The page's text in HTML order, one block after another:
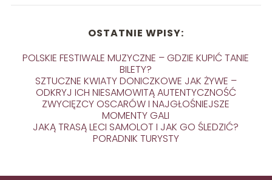
OSTATNIE WPISY:
POLSKIE FESTIWALE MUZYCZNE – GDZIE KUPIĆ TANIE
BILETY?
SZTUCZNE KWIATY DONICZKOWE JAK ŻYWE –
ODKRYJ ICH NIESAMOWITĄ AUTENTYCZNOŚĆ
ZWYCIĘZCY OSCARÓW I NAJGŁOŚNIEJSZE
MOMENTY GALI
JAKĄ TRASĄ LECI SAMOLOT I JAK GO ŚLEDZIĆ?
PORADNIK TURYSTY